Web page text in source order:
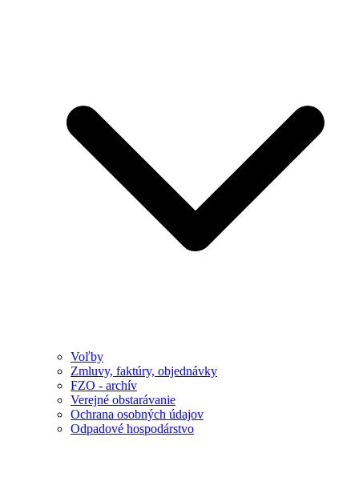
Voľby
Zmluvy, faktúry, objednávky
FZO - archív
Verejné obstarávanie
Ochrana osobných údajov
Odpadové hospodárstvo